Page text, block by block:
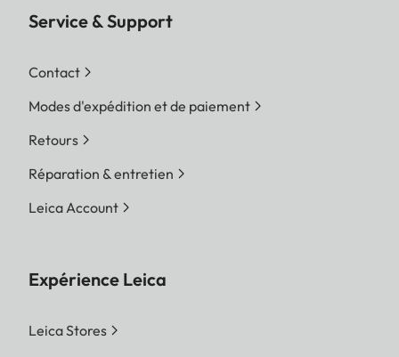
Service & Support
Contact
Modes d'expédition et de paiement
Retours
Réparation & entretien
Leica Account
Expérience Leica
Leica Stores